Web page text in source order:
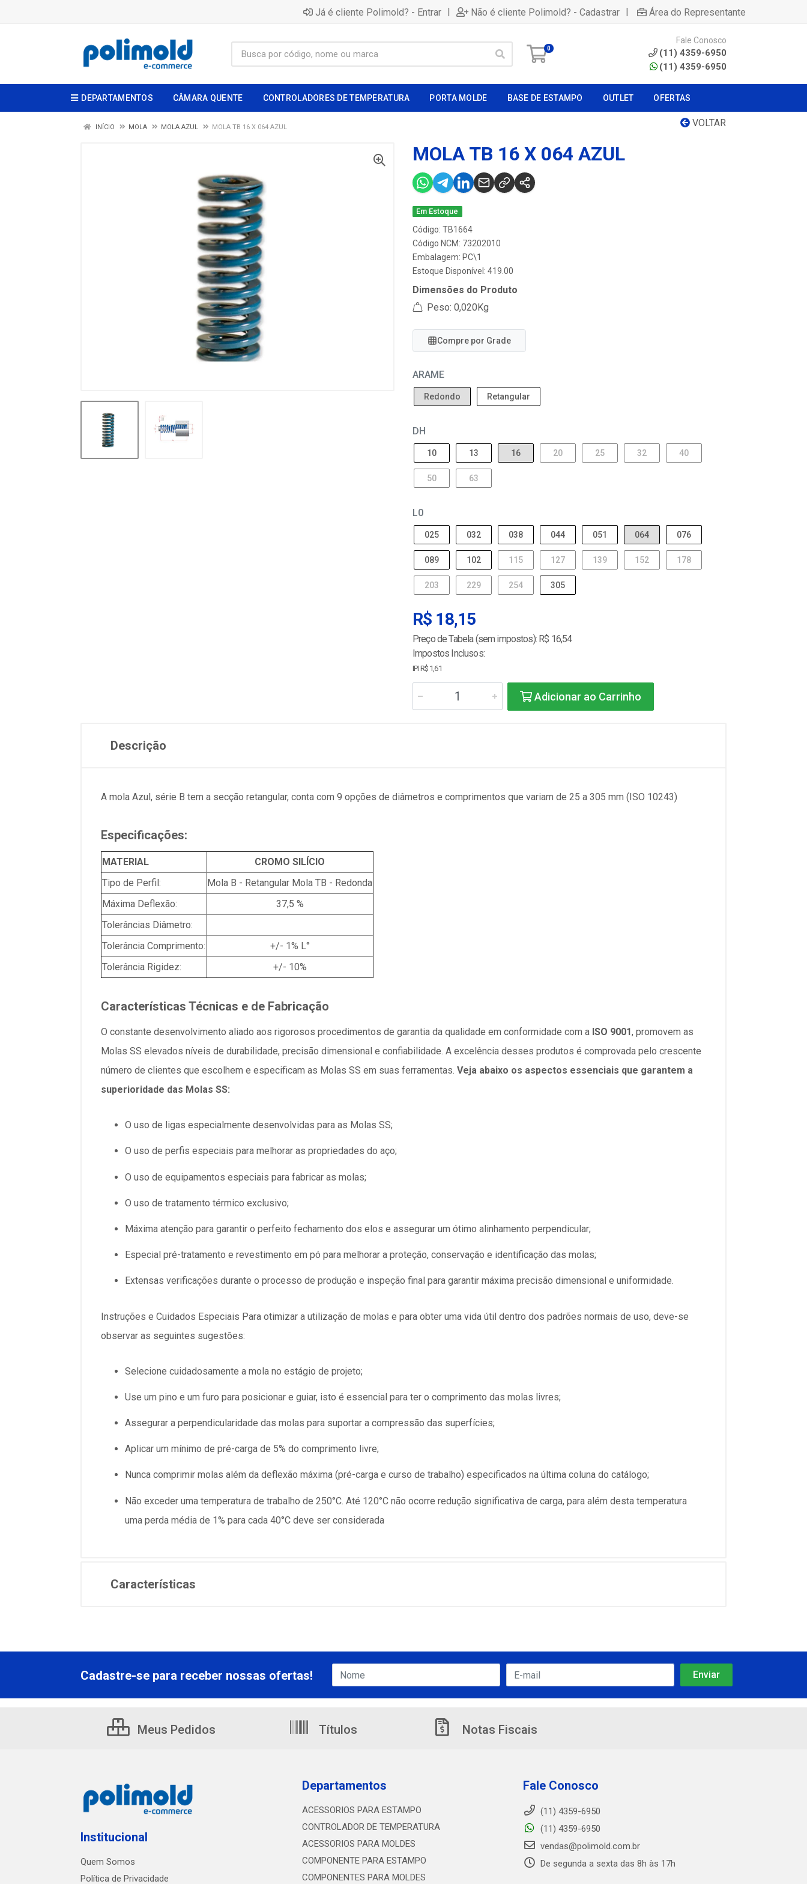
Já é cliente Polimold? - Entrar | Não é cliente Polimold? - Cadastrar | Área do Representante
0
Fale Conosco
(11) 4359-6950
(11) 4359-6950
DEPARTAMENTOS CÂMARA QUENTE CONTROLADORES DE TEMPERATURA PORTA MOLDE BASE DE ESTAMPO OUTLET OFERTAS
VOLTAR
INÍCIO MOLA MOLA AZUL MOLA TB 16 X 064 AZUL
MOLA TB 16 X 064 AZUL
Em Estoque
Código: TB1664
Código NCM: 73202010
Embalagem: PC\1
Estoque Disponível: 419.00
Dimensões do Produto
Peso: 0,020Kg
Compre por Grade
ARAME
Redondo Retangular
DH
10 13 16 20 25 32 40
50 63
L0
025 032 038 044 051 064 076
089 102 115 127 139 152 178
203 229 254 305
R$ 18,15
Preço de Tabela (sem impostos): R$ 16,54
Impostos Inclusos:
IPI R$ 1,61
Adicionar ao Carrinho
Descrição
A mola Azul, série B tem a secção retangular, conta com 9 opções de diâmetros e comprimentos que variam de 25 a 305 mm (ISO 10243)
Especificações:
MATERIAL
CROMO SILÍCIO
Tipo de Perfil:
Mola B - Retangular Mola TB - Redonda
Máxima Deflexão:
37,5 %
Tolerâncias Diâmetro:
Tolerância Comprimento:
+/- 1% L°
Tolerância Rigidez:
+/- 10%
Características Técnicas e de Fabricação
O constante desenvolvimento aliado aos rigorosos procedimentos de garantia da qualidade em conformidade com a ISO 9001, promovem as
Molas SS elevados níveis de durabilidade, precisão dimensional e confiabilidade. A excelência desses produtos é comprovada pelo crescente
número de clientes que escolhem e especificam as Molas SS em suas ferramentas. Veja abaixo os aspectos essenciais que garantem a
superioridade das Molas SS:
O uso de ligas especialmente desenvolvidas para as Molas SS;
O uso de perfis especiais para melhorar as propriedades do aço;
O uso de equipamentos especiais para fabricar as molas;
O uso de tratamento térmico exclusivo;
Máxima atenção para garantir o perfeito fechamento dos elos e assegurar um ótimo alinhamento perpendicular;
Especial pré-tratamento e revestimento em pó para melhorar a proteção, conservação e identificação das molas;
Extensas verificações durante o processo de produção e inspeção final para garantir máxima precisão dimensional e uniformidade.
Instruções e Cuidados Especiais Para otimizar a utilização de molas e para obter uma vida útil dentro dos padrões normais de uso, deve-se
observar as seguintes sugestões:
Selecione cuidadosamente a mola no estágio de projeto;
Use um pino e um furo para posicionar e guiar, isto é essencial para ter o comprimento das molas livres;
Assegurar a perpendicularidade das molas para suportar a compressão das superfícies;
Aplicar um mínimo de pré-carga de 5% do comprimento livre;
Nunca comprimir molas além da deflexão máxima (pré-carga e curso de trabalho) especificados na última coluna do catálogo;
Não exceder uma temperatura de trabalho de 250°C. Até 120°C não ocorre redução significativa de carga, para além desta temperatura
uma perda média de 1% para cada 40°C deve ser considerada
Características
Cadastre-se para receber nossas ofertas!
Meus Pedidos Títulos Notas Fiscais
Institucional
Quem Somos
Política de Privacidade
Departamentos
ACESSORIOS PARA ESTAMPO
CONTROLADOR DE TEMPERATURA
ACESSORIOS PARA MOLDES
COMPONENTE PARA ESTAMPO
COMPONENTES PARA MOLDES
Fale Conosco
(11) 4359-6950
(11) 4359-6950
vendas@polimold.com.br
De segunda a sexta das 8h às 17h